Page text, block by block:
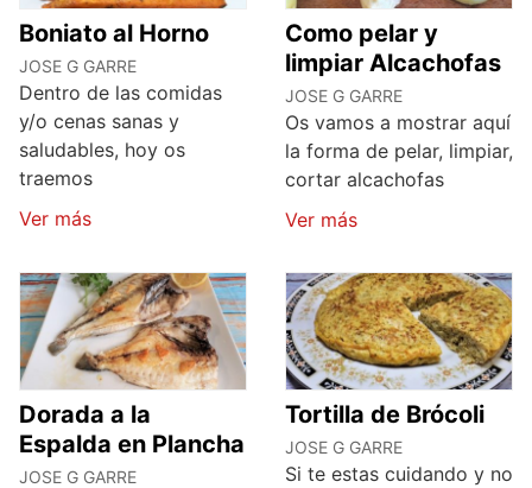
Boniato al Horno
JOSE G GARRE
Dentro de las comidas
y/o cenas sanas y
saludables, hoy os
traemos
Ver más
Como pelar y
limpiar Alcachofas
JOSE G GARRE
Os vamos a mostrar aquí
la forma de pelar, limpiar,
cortar alcachofas
Ver más
Dorada a la
Espalda en Plancha
JOSE G GARRE
Tortilla de Brócoli
JOSE G GARRE
Si te estas cuidando y no